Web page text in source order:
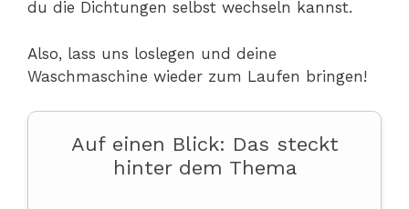
du die Dichtungen selbst wechseln kannst.
Also, lass uns loslegen und deine
Waschmaschine wieder zum Laufen bringen!
Auf einen Blick: Das steckt
hinter dem Thema